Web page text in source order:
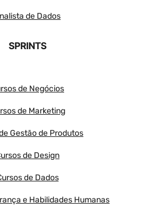
de Dados
SPRINTS
de Negócios
de Marketing
Gestão de Produtos
de Design
de Dados
e Habilidades Humanas